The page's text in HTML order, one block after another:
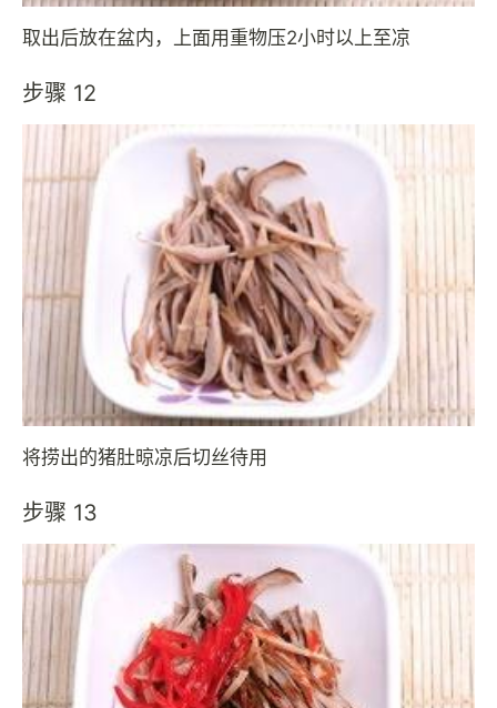
取出后放在盆内，上面用重物压2小时以上至凉
步骤 12
将捞出的猪肚晾凉后切丝待用
步骤 13